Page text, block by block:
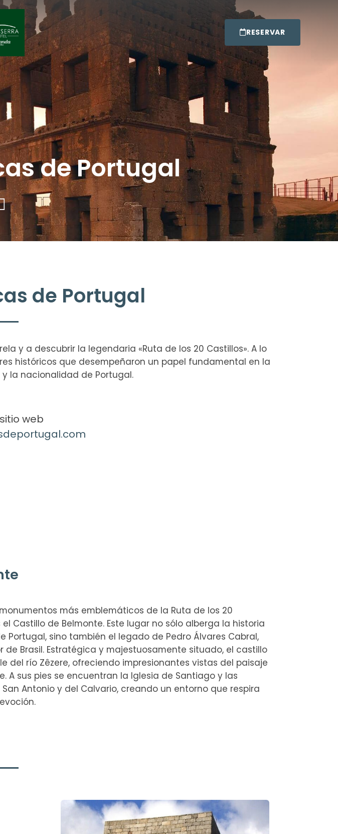
RESERVAR
de Portugal
de Portugal
y a descubrir la legendaria «Ruta de los 20 Castillos». A lo
históricos que desempeñaron un papel fundamental en la
la nacionalidad de Portugal.
web
más emblemáticos de la Ruta de los 20
el Castillo de Belmonte. Este lugar no sólo alberga la historia
Portugal, sino también el legado de Pedro Álvares Cabral,
de Brasil. Estratégica y majestuosamente situado, el castillo
del río Zêzere, ofreciendo impresionantes vistas del paisaje
A sus pies se encuentran la Iglesia de Santiago y las
Antonio y del Calvario, creando un entorno que respira